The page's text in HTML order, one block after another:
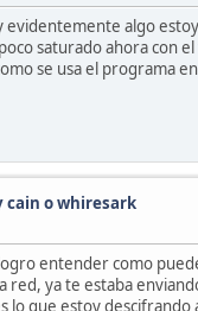
algo
saturado ahora con
se usa el programa
cain o whiresark
entender como
ya te estaba
lo que estoy descifrando